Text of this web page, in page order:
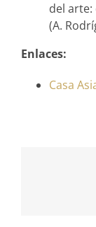
del arte:
(A.
Enlaces:
Casa